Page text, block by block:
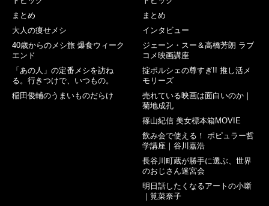
まとめ
大人の痩せメシ
40歳からのメシ旅 爆食ウィーク
エンド
「あの人」の定番メシを訪ね
る。行きつけで、いつもの。
稲田俊輔のうまいものだらけ
まとめ
インタビュー
ジェーン・スー＆高橋芳朗 ラブ
コメ映画講座
掟ポルシェの尊すぎ!! 推し活メ
モリーズ
売れている映画は面白いのか｜
菊地成孔
篠山紀信 美女標本箱MOVIE
飲み会で使える！ ポピュラー哲
学講座｜谷川嘉浩
長谷川町蔵が勝手に選ぶ、世界
のおじさん迷宮会
明日話したくなるアートの小噺
｜筧菜奈子